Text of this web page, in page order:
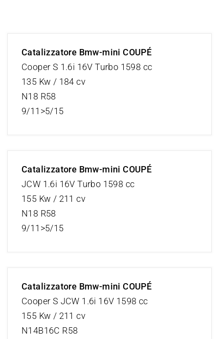
Catalizzatore Bmw-mini COUPÉ
Cooper S 1.6i 16V Turbo 1598 cc
135 Kw / 184 cv
N18 R58
9/11>5/15
Catalizzatore Bmw-mini COUPÉ
JCW 1.6i 16V Turbo 1598 cc
155 Kw / 211 cv
N18 R58
9/11>5/15
Catalizzatore Bmw-mini COUPÉ
Cooper S JCW 1.6i 16V 1598 cc
155 Kw / 211 cv
N14B16C R58